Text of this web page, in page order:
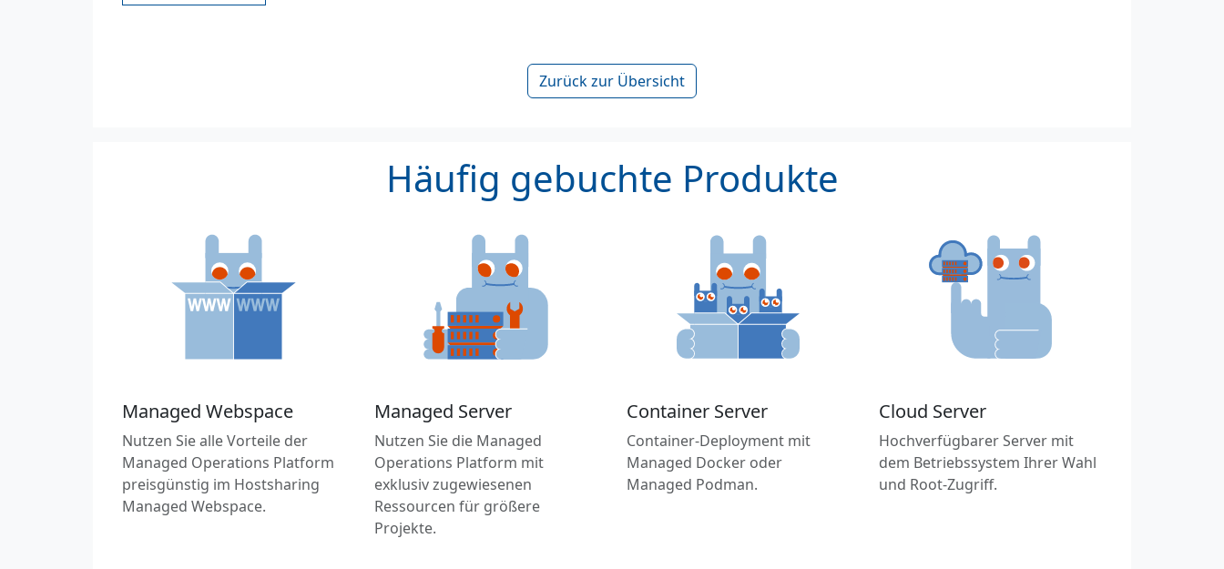
Zurück zur Übersicht
Häufig gebuchte Produkte
Managed Webspace
Nutzen Sie alle Vorteile der
Managed Operations Platform
preisgünstig im Hostsharing
Managed Webspace.
Managed Server
Nutzen Sie die Managed
Operations Platform mit
exklusiv zugewiesenen
Ressourcen für größere
Projekte.
Container Server
Container-Deployment mit
Managed Docker oder
Managed Podman.
Cloud Server
Hochverfügbarer Server mit
dem Betriebssystem Ihrer Wahl
und Root-Zugriff.